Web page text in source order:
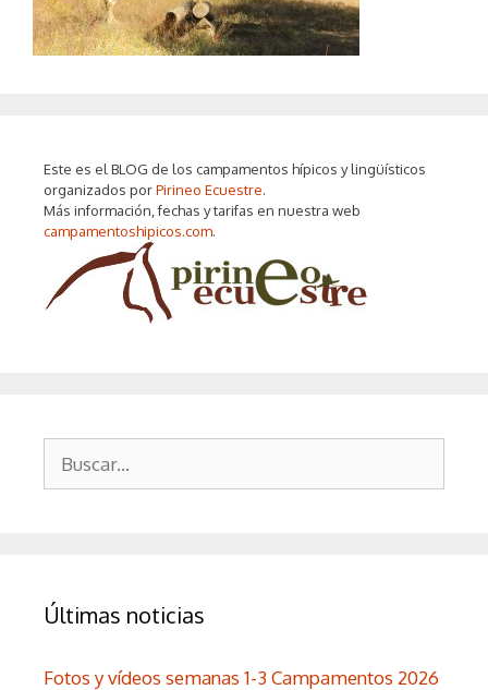
Este es el BLOG de los campamentos hípicos y lingüísticos
organizados porPirineo Ecuestre.
Más información, fechas y tarifas en nuestra web
campamentoshipicos.com.
Últimas noticias
Fotos y vídeos semanas 1-3 Campamentos 2026